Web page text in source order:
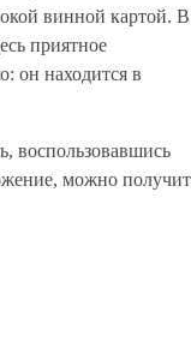
винной картой. В
приятное
он находится в
воспользовавшись
можно